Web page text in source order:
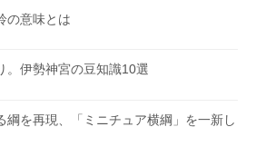
の意味とは
。伊勢神宮の豆知識10選
綱を再現、「ミニチュア横綱」を一新し